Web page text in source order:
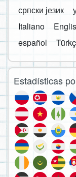
српски језик
Italiano
español
Estadísticas